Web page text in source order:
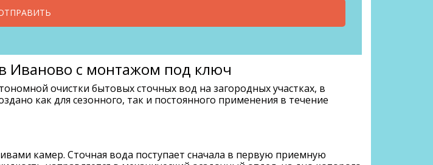
Иваново с монтажом под ключ
очистки бытовых сточных вод на загородных участках, в
как для сезонного, так и постоянного применения в течение
камер. Сточная вода поступает сначала в первую приемную